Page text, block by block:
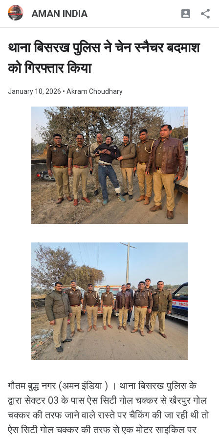
AMAN INDIA
थाना बिसरख पुलिस ने चेन स्नैचर बदमाश
को गिरफ्तार किया
January 10, 2026 • Akram Choudhary
गौतम बुद्ध नगर (अमन इंडिया ) । थाना बिसरख पुलिस के
द्वारा सेक्टर 03 के पास ऐस सिटी गोल चक्कर से खैरपुर गोल
चक्कर की तरफ जाने वाले रास्ते पर चैकिंग की जा रही थी तो
ऐस सिटी गोल चक्कर की तरफ से एक मोटर साइकिल पर